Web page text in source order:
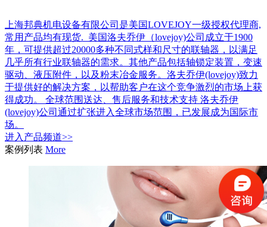
上海邦典机电设备有限公司是美国LOVEJOY一级授权代理商,
常用产品均有现货. 美国洛夫乔伊（lovejoy)公司成立于1900
年，可提供超过20000多种不同式样和尺寸的联轴器，以满足
几乎所有行业联轴器的需求。其他产品包括轴锁定装置，变速
驱动、液压附件，以及粉末冶金服务。洛夫乔伊(lovejoy)致力
于提供好的解决方案，以帮助客户在这个竞争激烈的市场上获
得成功。 全球范围送达、售后服务和技术支持 洛夫乔伊
(lovejoy)公司通过扩张进入全球市场范围，已发展成为国际市
场。
进入 产品频道>>
案例列表 More